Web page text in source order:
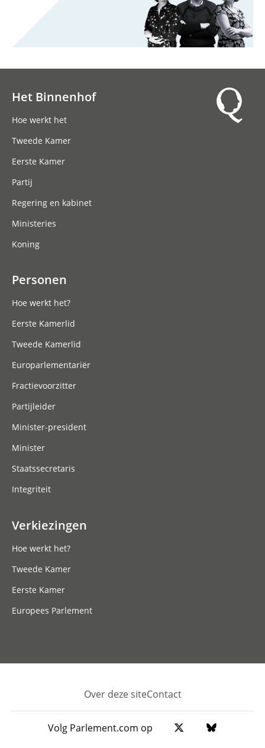
Het Binnenhof
Hoe werkt het
Tweede Kamer
Eerste Kamer
Partij
Regering en kabinet
Ministeries
Koning
Personen
Hoe werkt het?
Eerste Kamerlid
Tweede Kamerlid
Europarlementariër
Fractievoorzitter
Partijleider
Minister-president
Minister
Staatssecretaris
Integriteit
Verkiezingen
Hoe werkt het?
Tweede Kamer
Eerste Kamer
Europees Parlement
Footer
Over deze siteContact
Volg Parlement.com op